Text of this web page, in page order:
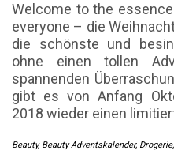
Welcome to the essence
everyone – die
die schönste und
ohne einen tollen
spannenden
gibt es von Anfang
2018 wieder einen
Beauty, Beauty Adventskalender, Drogerie,